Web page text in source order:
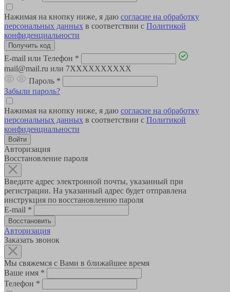
Нажимая на кнопку ниже, я даю согласие на обработку
персональных данных в соответствии с Политикой
конфиденциальности
E-mail или Телефон *
mail@mail.ru или 7XXXXXXXXXX
Пароль *
Забыли пароль?
Нажимая на кнопку ниже, я даю согласие на обработку
персональных данных в соответствии с Политикой
конфиденциальности
Авторизация
Восстановление пароля
Введите адрес электронной почты, указанный при
регистрации. На указанный адрес будет отправлена
инструкция по восстановлению пароля
E-mail *
Авторизация
Заказать звонок
Мы свяжемся с Вами в ближайшее время
Ваше имя *
Телефон *